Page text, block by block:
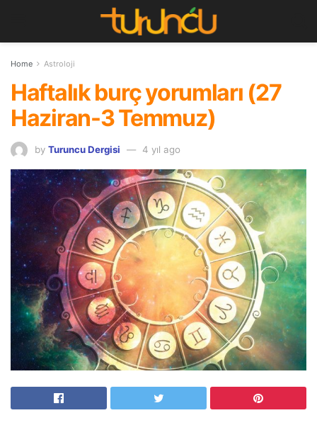
Home Astroloji
Haftalık burç yorumları (27
Haziran-3 Temmuz)
by Turuncu Dergisi 4 yıl ago